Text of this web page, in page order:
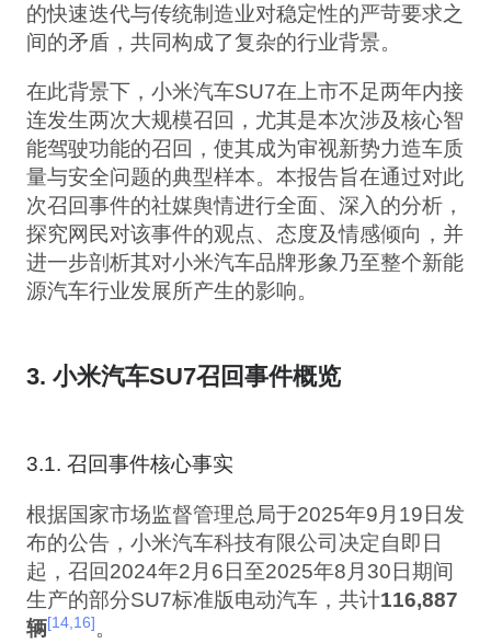
的快速迭代与传统制造业对稳定性的严苛要求之
间的矛盾，共同构成了复杂的行业背景。
在此背景下，小米汽车SU7在上市不足两年内接
连发生两次大规模召回，尤其是本次涉及核心智
能驾驶功能的召回，使其成为审视新势力造车质
量与安全问题的典型样本。本报告旨在通过对此
次召回事件的社媒舆情进行全面、深入的分析，
探究网民对该事件的观点、态度及情感倾向，并
进一步剖析其对小米汽车品牌形象乃至整个新能
源汽车行业发展所产生的影响。
3. 小米汽车SU7召回事件概览
3.1. 召回事件核心事实
根据国家市场监督管理总局于2025年9月19日发
布的公告，小米汽车科技有限公司决定自即日
起，召回2024年2月6日至2025年8月30日期间
生产的部分SU7标准版电动汽车，共计116,887
辆[14,16]。